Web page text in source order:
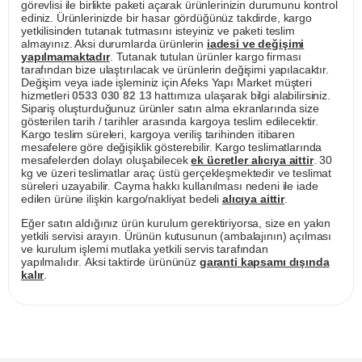
görevlisi ile birlikte paketi açarak ürünlerinizin durumunu kontrol
ediniz. Ürünlerinizde bir hasar gördüğünüz takdirde, kargo
yetkilisinden tutanak tutmasını isteyiniz ve paketi teslim
almayınız. Aksi durumlarda ürünlerin iadesi ve değişimi
yapılmamaktadır. Tutanak tutulan ürünler kargo firması
tarafından bize ulaştırılacak ve ürünlerin değişimi yapılacaktır.
Değişim veya iade işleminiz için Afeks Yapı Market müşteri
hizmetleri0533 030 82 13hattımıza ulaşarak bilgi alabilirsiniz.
Sipariş oluşturduğunuz ürünler satın alma ekranlarında size
gösterilen tarih / tarihler arasında kargoya teslim edilecektir.
Kargo teslim süreleri, kargoya veriliş tarihinden itibaren
mesafelere göre değişiklik gösterebilir. Kargo teslimatlarında
mesafelerden dolayı oluşabilecekek ücretler alıcıya aittir. 30
kg ve üzeri teslimatlar araç üstü gerçekleşmektedir ve teslimat
süreleri uzayabilir. Cayma hakkı kullanılması nedeni ile iade
edilen ürüne ilişkin kargo/nakliyat bedeli alıcıya aittir.
Eğer satın aldığınız ürün kurulum gerektiriyorsa, size en yakın
yetkili servisi arayın. Ürünün kutusunun (ambalajının) açılması
ve kurulum işlemi mutlaka yetkili servis tarafından
yapılmalıdır. Aksi taktirde ürününüz garanti kapsamı dışında
kalır.